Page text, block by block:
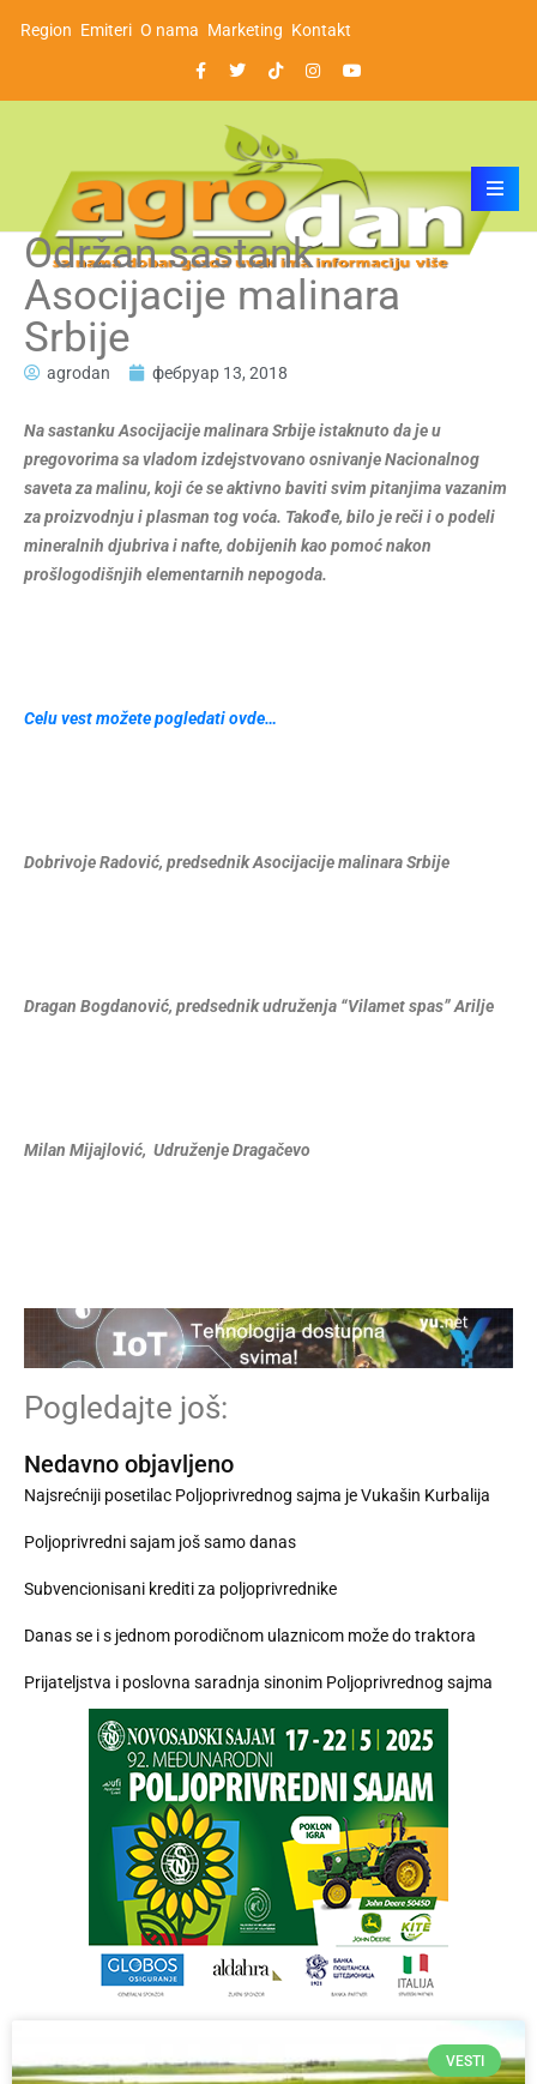
Region Emiteri O nama Marketing Kontakt
Održan sastank
Asocijacije malinara
Srbije
agrodan фебруар 13, 2018
Na sastanku Asocijacije malinara Srbije istaknuto da je u
pregovorima sa vladom izdejstvovano osnivanje Nacionalnog
saveta za malinu, koji će se aktivno baviti svim pitanjima vazanim
za proizvodnju i plasman tog voća. Takođe, bilo je reči i o podeli
mineralnih djubriva i nafte, dobijenih kao pomoć nakon
prošlogodišnjih elementarnih nepogoda.
Celu vest možete pogledati ovde…
Dobrivoje Radović, predsednik Asocijacije malinara Srbije
Dragan Bogdanović, predsednik udruženja “Vilamet spas” Arilje
Milan Mijajlović, Udruženje Dragačevo
Pogledajte još:
Nedavno objavljeno
Najsrećniji posetilac Poljoprivrednog sajma je Vukašin Kurbalija
Poljoprivredni sajam još samo danas
Subvencionisani krediti za poljoprivrednike
Danas se i s jednom porodičnom ulaznicom može do traktora
Prijateljstva i poslovna saradnja sinonim Poljoprivrednog sajma
VESTI